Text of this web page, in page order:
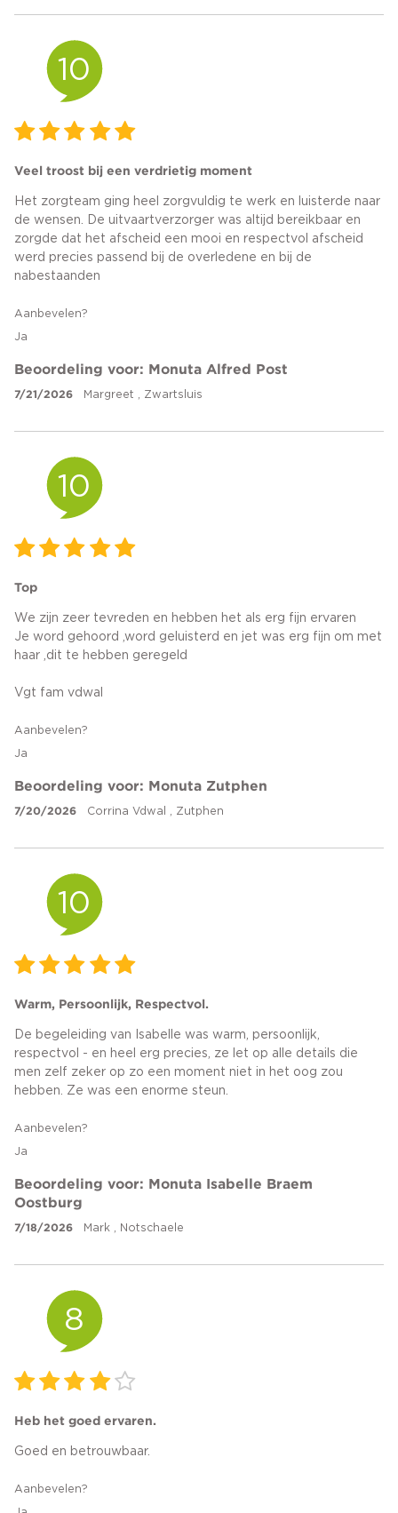
10
Veel troost bij een verdrietig moment
Het zorgteam ging heel zorgvuldig te werk en luisterde naar
de wensen. De uitvaartverzorger was altijd bereikbaar en
zorgde dat het afscheid een mooi en respectvol afscheid
werd precies passend bij de overledene en bij de
nabestaanden
Aanbevelen?
Ja
Beoordeling voor: Monuta Alfred Post
7/21/2026 Margreet , Zwartsluis
10
Top
We zijn zeer tevreden en hebben het als erg fijn ervaren
Je word gehoord ,word geluisterd en jet was erg fijn om met
haar ,dit te hebben geregeld
Vgt fam vdwal
Aanbevelen?
Ja
Beoordeling voor: Monuta Zutphen
7/20/2026 Corrina Vdwal , Zutphen
10
Warm, Persoonlijk, Respectvol.
De begeleiding van Isabelle was warm, persoonlijk,
respectvol - en heel erg precies, ze let op alle details die
men zelf zeker op zo een moment niet in het oog zou
hebben. Ze was een enorme steun.
Aanbevelen?
Ja
Beoordeling voor: Monuta Isabelle Braem
Oostburg
7/18/2026 Mark , Notschaele
8
Heb het goed ervaren.
Goed en betrouwbaar.
Aanbevelen?